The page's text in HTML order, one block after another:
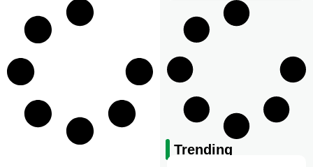
Trending